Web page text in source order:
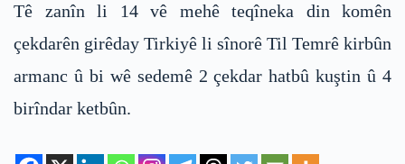
Tê zanîn li 14 vê mehê teqîneka din komên
çekdarên girêday Tirkiyê li sînorê Til Temrê kirbûn
armanc û bi wê sedemê 2 çekdar hatbû kuştin û 4
birîndar ketbûn.